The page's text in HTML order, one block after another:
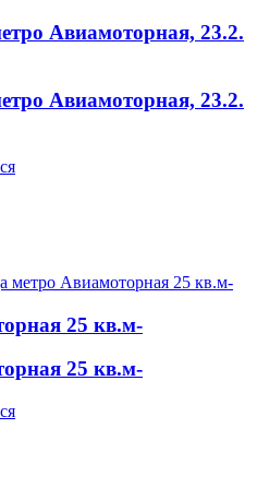
Авиамоторная, 23.2.
Авиамоторная, 23.2.
25 кв.м-
25 кв.м-